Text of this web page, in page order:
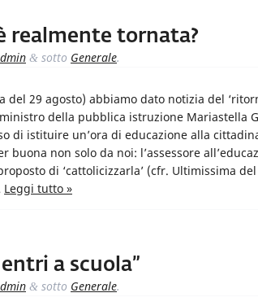
realmente tornata?
& sotto Generale.
del 29 agosto) abbiamo dato notizia del
della pubblica istruzione Mariastella
di istituire un’ora di educazione alla
buona non solo da noi: l’assessore
di ‘cattolicizzarla’ (cfr. Ultimissima
Leggi tutto »
a scuola”
& sotto Generale.